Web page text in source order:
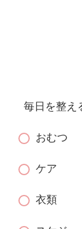
毎日を整え
おむつ
ケア
衣類